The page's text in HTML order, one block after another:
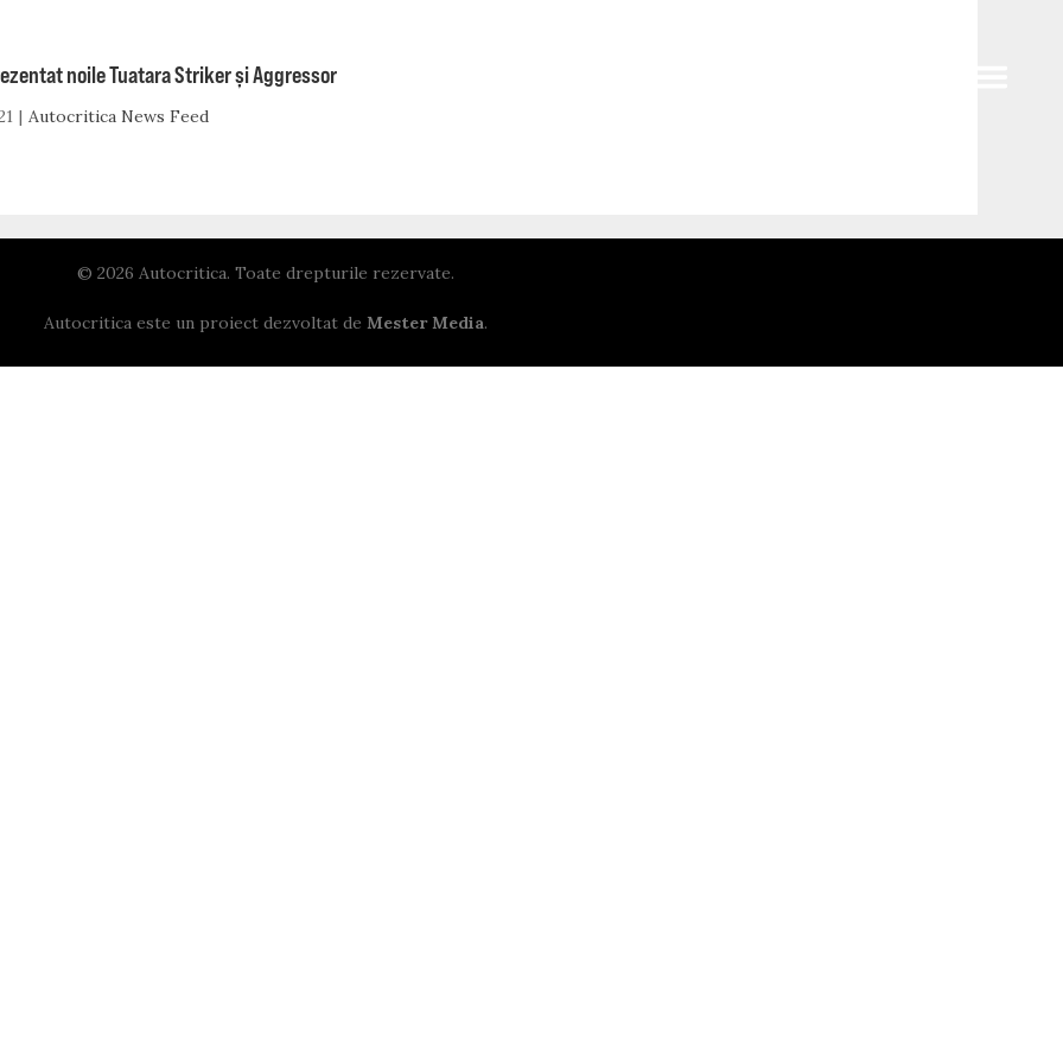
noile Tuatara Striker și Aggressor
Autocritica News Feed
© 2026 Autocritica. Toate drepturile rezervate.
Autocritica este un proiect dezvoltat de Mester Media.